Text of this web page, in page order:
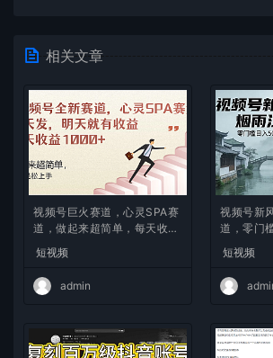
相关文章
视频号巨火赛道，心灵SPA赛
道，做起来超简单，每天收益
800+
短视频
admin
视频号新
道，零门
短视频